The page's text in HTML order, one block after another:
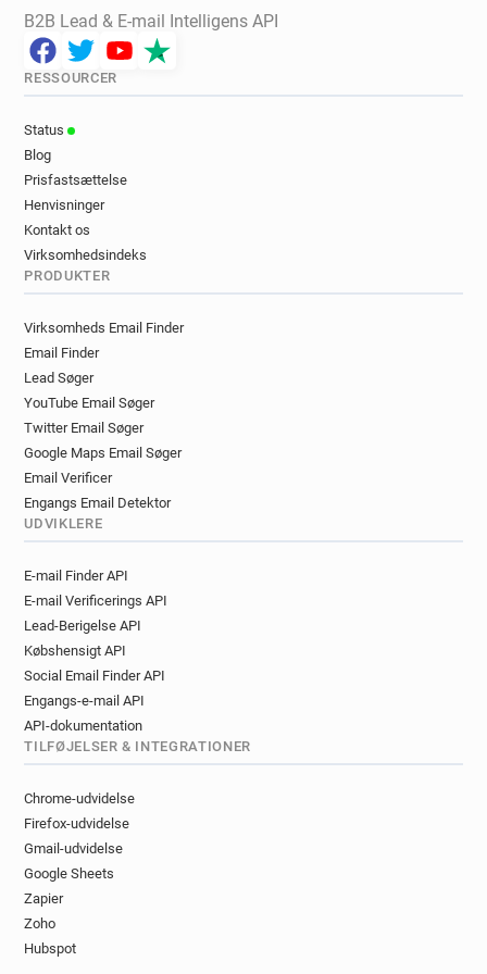
B2B Lead & E-mail Intelligens API
RESSOURCER
Status
Blog
Prisfastsættelse
Henvisninger
Kontakt os
Virksomhedsindeks
PRODUKTER
Virksomheds Email Finder
Email Finder
Lead Søger
YouTube Email Søger
Twitter Email Søger
Google Maps Email Søger
Email Verificer
Engangs Email Detektor
UDVIKLERE
E-mail Finder API
E-mail Verificerings API
Lead-Berigelse API
Købshensigt API
Social Email Finder API
Engangs-e-mail API
API-dokumentation
TILFØJELSER & INTEGRATIONER
Chrome-udvidelse
Firefox-udvidelse
Gmail-udvidelse
Google Sheets
Zapier
Zoho
Hubspot